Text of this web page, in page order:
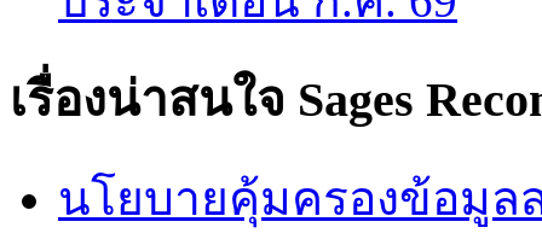
เรื่องน่าสนใจ Sages
นโยบายคุ้มครองข้อมูล